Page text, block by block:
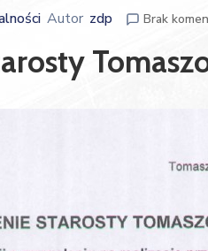
Autor zdp Brak